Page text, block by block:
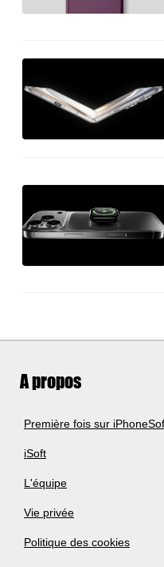
A propos
Première fois sur
iSoft
L'équipe
Vie privée
Politique des cookies